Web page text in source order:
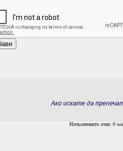
Ако искате да
Изпълнението отне: 0